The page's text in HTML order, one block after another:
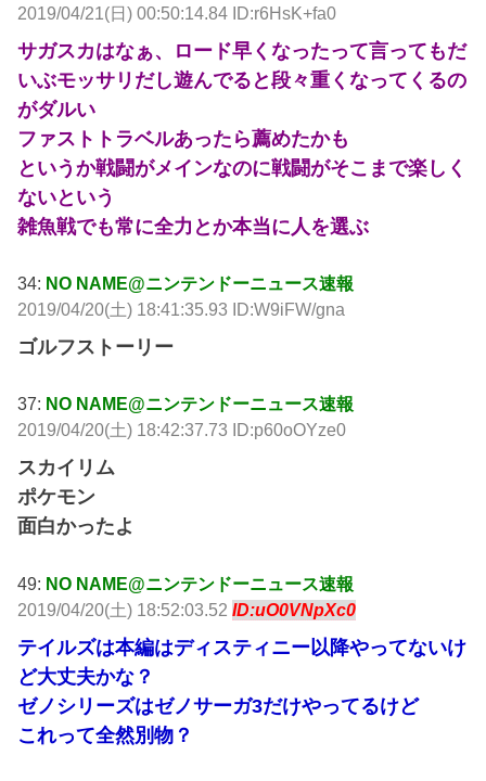
2019/04/21(日) 00:50:14.84 ID:r6HsK+fa0
サガスカはなぁ、ロード早くなったって言ってもだ
いぶモッサリだし遊んでると段々重くなってくるの
がダルい
ファストトラベルあったら薦めたかも
というか戦闘がメインなのに戦闘がそこまで楽しく
ないという
雑魚戦でも常に全力とか本当に人を選ぶ
34: NO NAME@ニンテンドーニュース速報
2019/04/20(土) 18:41:35.93 ID:W9iFW/gna
ゴルフストーリー
37: NO NAME@ニンテンドーニュース速報
2019/04/20(土) 18:42:37.73 ID:p60oOYze0
スカイリム
ポケモン
面白かったよ
49: NO NAME@ニンテンドーニュース速報
2019/04/20(土) 18:52:03.52ID:uO0VNpXc0
テイルズは本編はディスティニー以降やってないけ
ど大丈夫かな？
ゼノシリーズはゼノサーガ3だけやってるけど
これって全然別物？